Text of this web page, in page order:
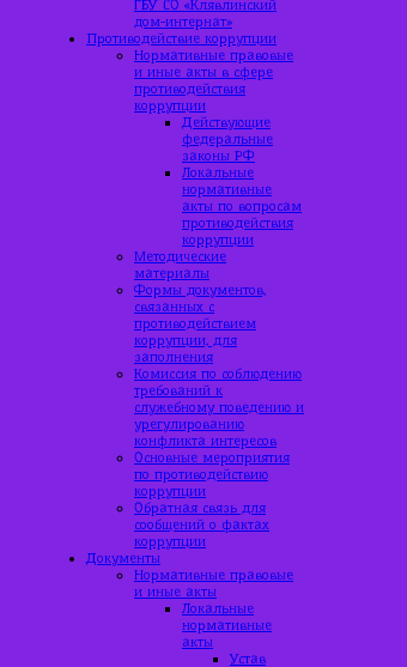
ГБУ СО «Клявлинский
дом-интернат»
Противодействие коррупции
Нормативные правовые
и иные акты в сфере
противодействия
коррупции
Действующие
федеральные
законы РФ
Локальные
нормативные
акты по вопросам
противодействия
коррупции
Методические
материалы
Формы документов,
связанных с
противодействием
коррупции, для
заполнения
Комиссия по соблюдению
требований к
служебному поведению и
урегулированию
конфликта интересов
Основные мероприятия
по противодействию
коррупции
Обратная связь для
сообщений о фактах
коррупции
Документы
Нормативные правовые
и иные акты
Локальные
нормативные
акты
Устав